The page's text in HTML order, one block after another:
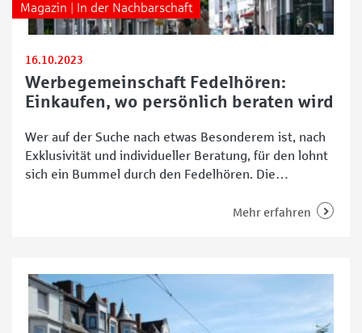
Magazin | In der Nachbarschaft
16.10.2023
Werbegemeinschaft Fedelhören:
Einkaufen, wo persönlich beraten wird
Wer auf der Suche nach etwas Besonderem ist, nach
Exklusivität und individueller Beratung, für den lohnt
sich ein Bummel durch den Fedelhören. Die
unter Denkmalschutz stehenden Reihenhäuser aus
exklusive
Mehr erfahren